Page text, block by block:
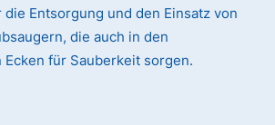
die Entsorgung und den Einsatz von
die auch in den
für Sauberkeit sorgen.